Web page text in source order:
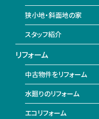
狭小地・斜面地の家
スタッフ紹介
リフォーム
中古物件をリフォーム
水廻りのリフォーム
エコリフォーム